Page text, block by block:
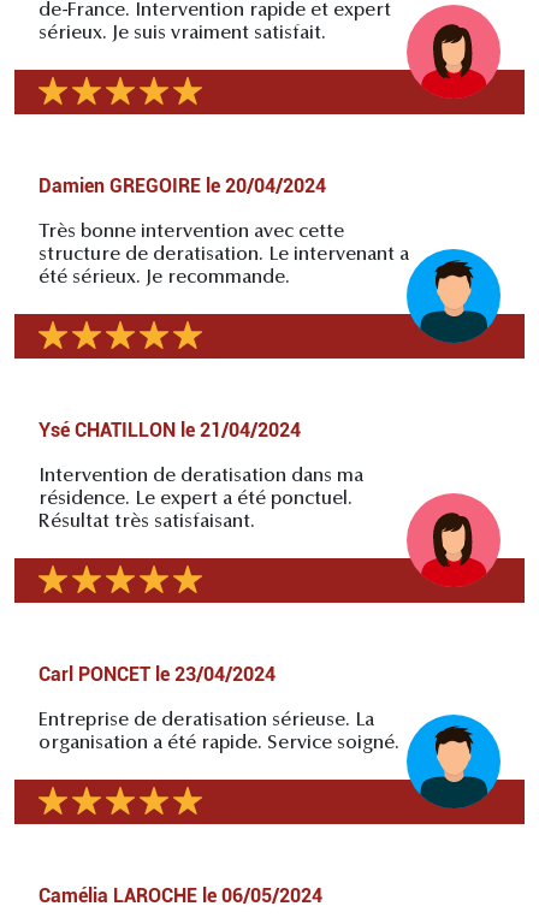
de-France. Intervention rapide et expert
sérieux. Je suis vraiment satisfait.
Damien GREGOIRE le 20/04/2024
Très bonne intervention avec cette
structure de deratisation. Le intervenant a
été sérieux. Je recommande.
Ysé CHATILLON le 21/04/2024
Intervention de deratisation dans ma
résidence. Le expert a été ponctuel.
Résultat très satisfaisant.
Carl PONCET le 23/04/2024
Entreprise de deratisation sérieuse. La
organisation a été rapide. Service soigné.
Camélia LAROCHE le 06/05/2024